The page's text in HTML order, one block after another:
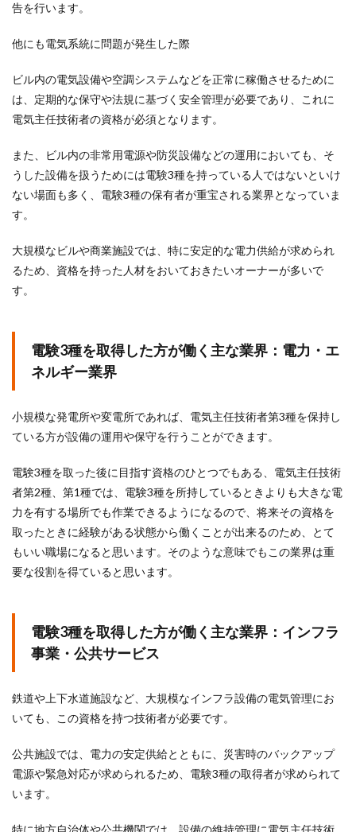
告を行います。
他にも電気系統に問題が発生した際
ビル内の電気設備や空調システムなどを正常に稼働させるために
は、定期的な保守や法規に基づく安全管理が必要であり、これに
電気主任技術者の資格が必須となります。
また、ビル内の非常用電源や防災設備などの運用においても、そ
うした設備を扱うためには電験3種を持っている人ではないといけ
ない場面も多く、電験3種の保有者が重宝される業界となっていま
す。
大規模なビルや商業施設では、特に安定的な電力供給が求められ
るため、資格を持った人材をおいておきたいオーナーが多いで
す。
電験3種を取得した方が働く主な業界：電力・エ
ネルギー業界
小規模な発電所や変電所であれば、電気主任技術者第3種を保持し
ている方が設備の運用や保守を行うことができます。
電験3種を取った後に目指す資格のひとつでもある、電気主任技術
者第2種、第1種では、電験3種を所持しているときよりも大きな電
力を有する場所でも作業できるようになるので、将来その資格を
取ったときに経験がある状態から働くことが出来るのため、とて
もいい職場になると思います。そのような意味でもこの業界は重
要な役割を得ていると思います。
電験3種を取得した方が働く主な業界：インフラ
事業・公共サービス
鉄道や上下水道施設など、大規模なインフラ設備の電気管理にお
いても、この資格を持つ技術者が必要です。
公共施設では、電力の安定供給とともに、災害時のバックアップ
電源や緊急対応が求められるため、電験3種の取得者が求められて
います。
特に地方自治体や公共機関では、設備の維持管理に電気主任技術